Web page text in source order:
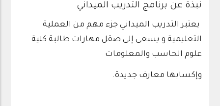
نبذة عن برنامج التدريب الميداني
يعتبر التدريب الميداني جزء مهم من العملية
التعليمية و يسعى إلى صقل مهارات طالبة كلية
علوم الحاسب والمعلومات
وإكسابها معارف جديدة.